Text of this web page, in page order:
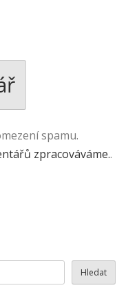
spamu.
zpracováváme..
Hledat